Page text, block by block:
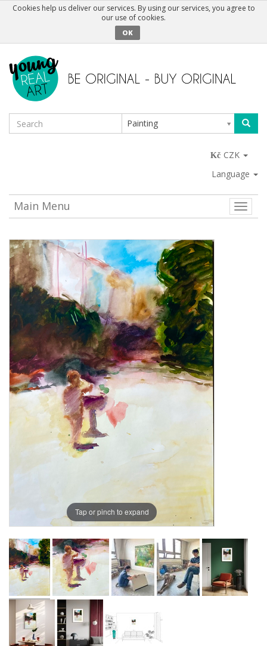
Cookies help us deliver our services. By using our services, you agree to
our use of cookies.
OK
Painting
CZK
Language
Toggle
Main Menu
Tap or pinch to expand